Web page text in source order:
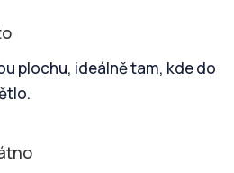
plochu, ideálně tam, kde do